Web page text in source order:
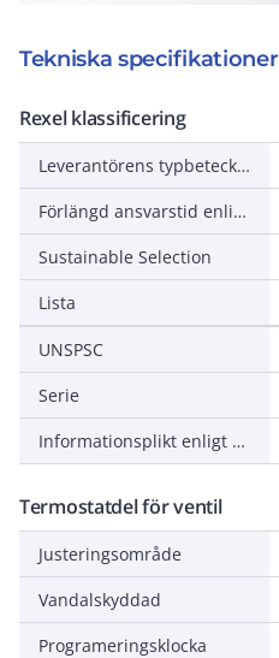
Tekniska specifikationer
Rexel klassificering
Leverantörens typbeteckning
Förlängd ansvarstid enligt ALEM-09
Sustainable Selection
Lista
UNSPSC
Serie
Informationsplikt enligt REACH
Termostatdel för ventil
Justeringsområde
Vandalskyddad
Programeringsklocka